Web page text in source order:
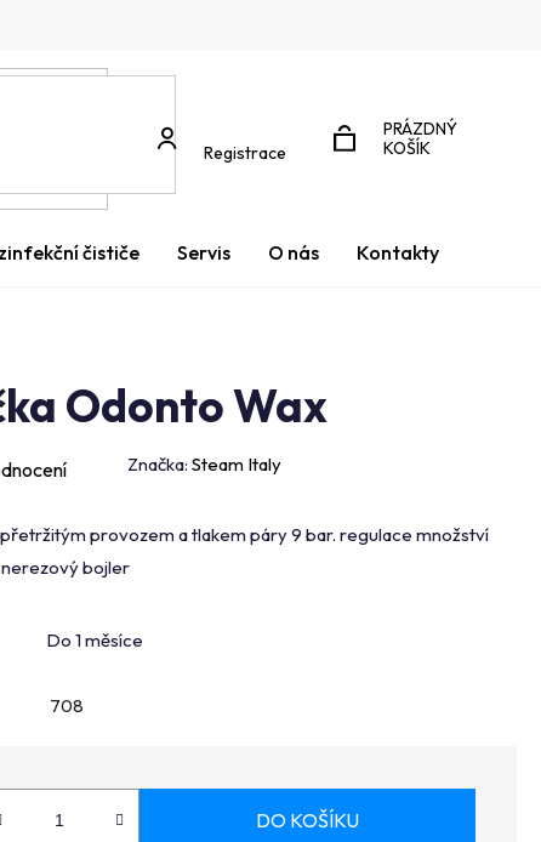
Registrace
NÁKUPNÍ
PRÁZDNÝ
KOŠÍK
čističe Servis O nás Kontakty
Odonto Wax
Značka: Steam Italy
provozem a tlakem páry 9 bar. regulace množství
bojler
Do 1 měsíce
708
DO KOŠÍKU